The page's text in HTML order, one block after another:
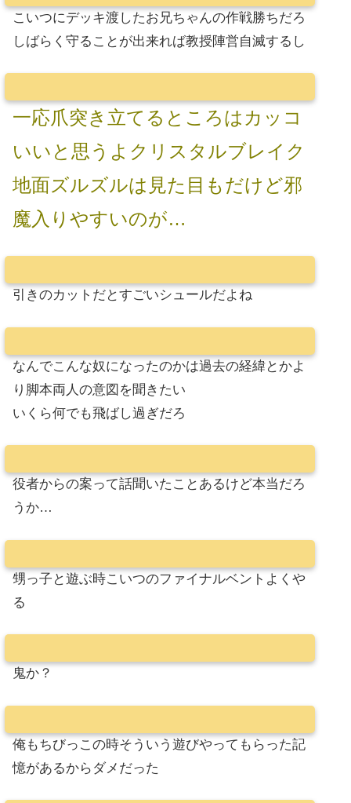
こいつにデッキ渡したお兄ちゃんの作戦勝ちだろ
しばらく守ることが出来れば教授陣営自滅するし
一応爪突き立てるところはカッコ
いいと思うよクリスタルブレイク
地面ズルズルは見た目もだけど邪
魔入りやすいのが…
引きのカットだとすごいシュールだよね
なんでこんな奴になったのかは過去の経緯とかよ
り脚本両人の意図を聞きたい
いくら何でも飛ばし過ぎだろ
役者からの案って話聞いたことあるけど本当だろ
うか…
甥っ子と遊ぶ時こいつのファイナルベントよくや
る
鬼か？
俺もちびっこの時そういう遊びやってもらった記
憶があるからダメだった